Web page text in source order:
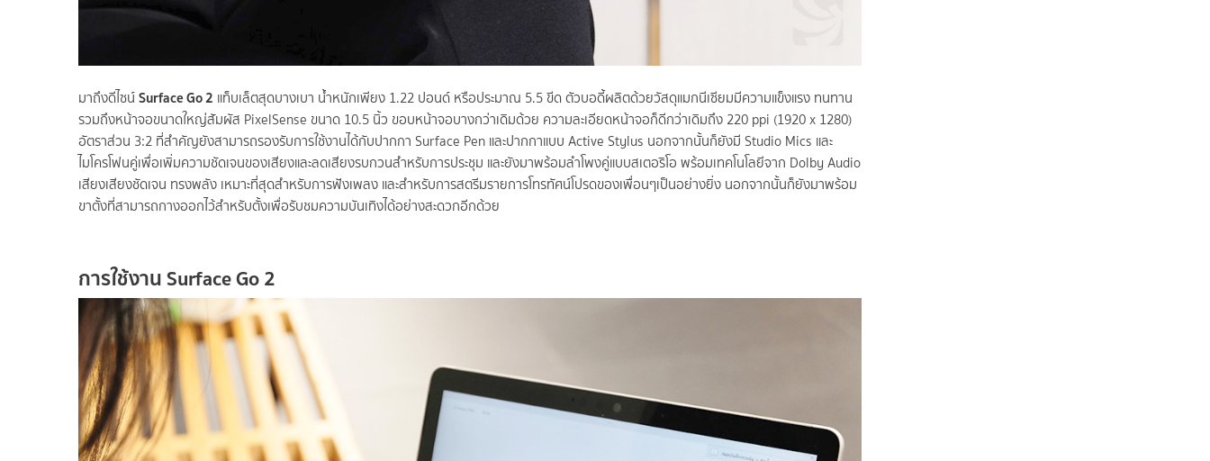
มาถึงดีไซน์Surface Go 2 แท็บเล็ตสุดบางเบา น้ำหนักเพียง 1.22 ปอนด์ หรือประมาณ 5.5 ขีด ตัวบอดี้ผลิตด้วยวัสดุแมกนีเซียมมีความแข็งแรง ทนทาน
รวมถึงหน้าจอขนาดใหญ่สัมผัส PixelSense ขนาด 10.5 นิ้ว ขอบหน้าจอบางกว่าเดิมด้วย ความละเอียดหน้าจอก็ดีกว่าเดิมถึง 220 ppi (1920 x 1280)
อัตราส่วน 3:2 ที่สำคัญยังสามารถรองรับการใช้งานได้กับปากกา Surface Pen และปากกาแบบ Active Stylus นอกจากนั้นก็ยังมี Studio Mics และ
ไมโครโฟนคู่เพื่อเพิ่มความชัดเจนของเสียงและลดเสียงรบกวนสำหรับการประชุม และยังมาพร้อมลำโพงคู่แบบสเตอริโอ พร้อมเทคโนโลยีจาก Dolby Audio
เสียงเสียงชัดเจน ทรงพลัง เหมาะที่สุดสำหรับการฟังเพลง และสำหรับการสตรีมรายการโทรทัศน์โปรดของเพื่อนๆเป็นอย่างยิ่ง นอกจากนั้นก็ยังมาพร้อม
ขาตั้งที่สามารถกางออกไว้สำหรับตั้งเพื่อรับชมความบันเทิงได้อย่างสะดวกอีกด้วย
การใช้งานSurface Go 2